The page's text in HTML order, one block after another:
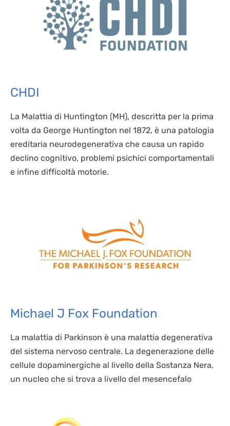
CHDI
La Malattia di Huntington (MH), descritta per la prima
volta da George Huntington nel 1872, è una patologia
ereditaria neurodegenerativa che causa un rapido
declino cognitivo, problemi psichici comportamentali
e infine difficoltà motorie.
Michael J Fox Foundation
La malattia di Parkinson è una malattia degenerativa
del sistema nervoso centrale. La degenerazione delle
cellule dopaminergiche al livello della Sostanza Nera,
un nucleo che si trova a livello del mesencefalo